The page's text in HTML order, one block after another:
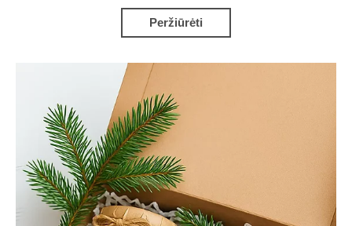
Peržiūrėti